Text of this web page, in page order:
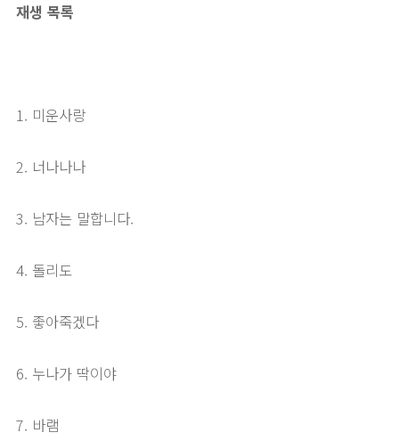
재생 목록
1. 미운사랑
2. 너나나나
3. 남자는 말합니다.
4. 돌리도
5. 좋아죽겠다
6. 누나가 딱이야
7. 바램